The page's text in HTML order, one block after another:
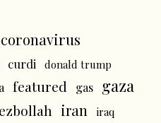
coronavirus
curdi donald trump
featured gas gaza
iran iraq